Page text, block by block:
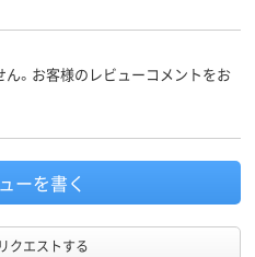
。お客様のレビューコメントをお
ーを書く
クエストする